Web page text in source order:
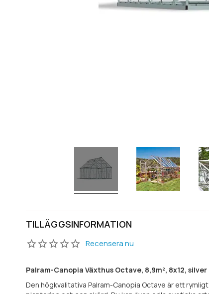
TILLÄGGSINFORMATION
Recensera nu
Palram-Canopia Växthus Octave, 8,9m², 8x12, silver
Den högkvalitativa Palram-Canopia Octave är ett